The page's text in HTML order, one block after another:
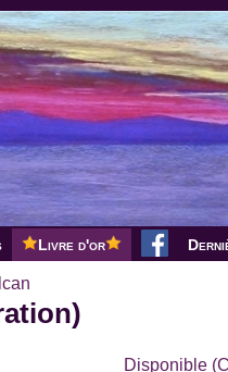
Livre d'or
Disponible (